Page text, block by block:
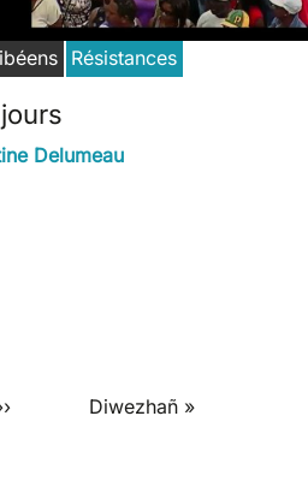
Résistances
Delumeau
page Last page
Diwezhañ »